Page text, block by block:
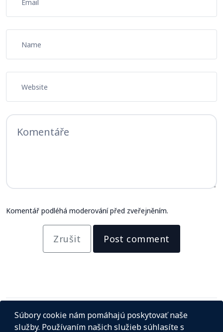
Komentář podléhá moderování před zveřejněním.
Zrušit Post comment
Súbory cookie nám pomáhajú poskytovať naše
služby. Používaním našich služieb súhlasíte s